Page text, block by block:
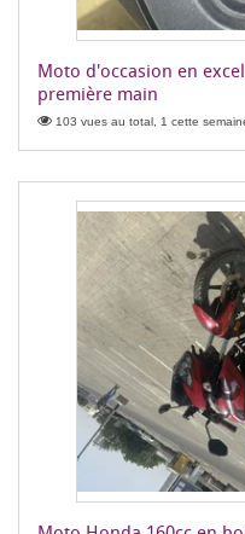
Moto d'occasion en
première main
103 vues au total, 1 cette